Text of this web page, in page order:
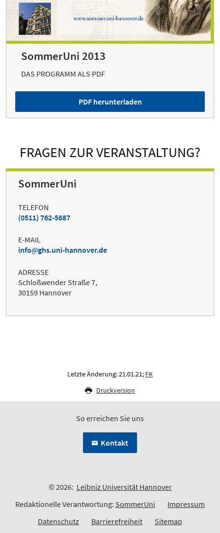
SommerUni 2013
DAS PROGRAMM ALS PDF
PDF herunterladen
FRAGEN ZUR VERANSTALTUNG?
SommerUni
TELEFON
(0511) 762-5687
E-MAIL
info
ghs.uni-hannover.de
ADRESSE
Schloßwender Straße 7,
30159 Hannover
Letzte Änderung: 21.01.21; FK
Druckversion
So erreichen Sie uns
Kontakt
© 2026: Leibniz Universität Hannover
Redaktionelle Verantwortung: SommerUni
Impressum
Datenschutz
Barrierefreiheit Sitemap